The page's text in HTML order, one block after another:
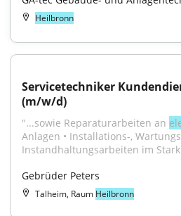
Heilbronn
Servicetechniker
(m/w/d)
"...sowie Reparaturarbeiten an
Anlagen • Installations-,
Instandhaltungsarbeiten im
Gebrüder Peters
Talheim, Raum Heilbronn